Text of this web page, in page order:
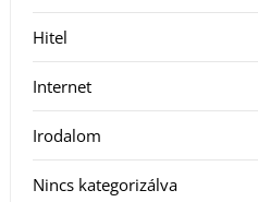
Hitel
Internet
Irodalom
Nincs kategorizálva